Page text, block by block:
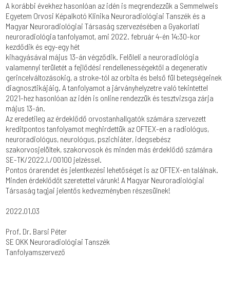
A korábbi évekhez hasonlóan az idén is megrendezzük a Semmelweis
Egyetem Orvosi Képalkotó Klinika Neuroradiológiai Tanszék és a
Magyar Neuroradiológiai Társaság szervezésében a Gyakorlati
neuroradiológia tanfolyamot, ami 2022. február 4-én 14:30-kor
kezdődik és egy-egy hét
kihagyásával május 13-án végződik. Felöleli a neuroradiológia
valamennyi területét a fejlődési rendellenességektől a degeneratív
gerincelváltozásokig, a stroke-tól az orbita és belső fül betegségeinek
diagnosztikájáig. A tanfolyamot a járványhelyzetre való tekintettel
2021-hez hasonlóan az idén is online rendezzük és tesztvizsga zárja
május 13-án.
Az eredetileg az érdeklődő orvostanhallgatók számára szervezett
kreditpontos tanfolyamot meghirdettük az OFTEX-en a radiológus,
neuroradiológus, neurológus, pszichiáter, idegsebész
szakorvosjelöltek, szakorvosok és minden más érdeklődő számára
SE-TK/2022.I./00100 jelzéssel.
Pontos órarendet és jelentkezési lehetőséget is az OFTEX-en találnak.
Minden érdeklődőt szeretettel várunk! A Magyar Neuroradiológiai
Társaság tagjai jelentős kedvezményben részesülnek!
2022.01.03
Prof. Dr. Barsi Péter
SE OKK Neuroradiológiai Tanszék
Tanfolyamszervező